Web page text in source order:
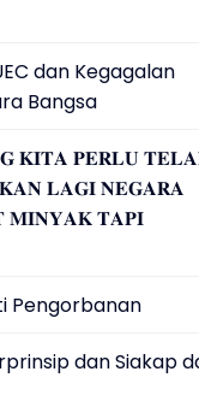
dan Kegagalan
Bangsa
𝐊𝐈𝐓𝐀 𝐏𝐄𝐑𝐋𝐔
𝐋𝐀𝐆𝐈 𝐍𝐄𝐆𝐀𝐑𝐀
𝐌𝐈𝐍𝐘𝐀𝐊 𝐓𝐀𝐏𝐈
Pengorbanan
dan Siakap